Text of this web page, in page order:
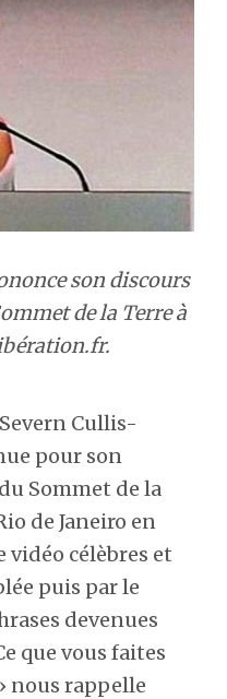
son discours
de la Terre à
Cullis-
pour son
Sommet de la
de Janeiro en
vidéo célèbres et
puis par le
devenues
que vous faites
nous rappelle